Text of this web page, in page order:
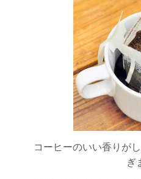
コーヒーのいい香りが
ぎ